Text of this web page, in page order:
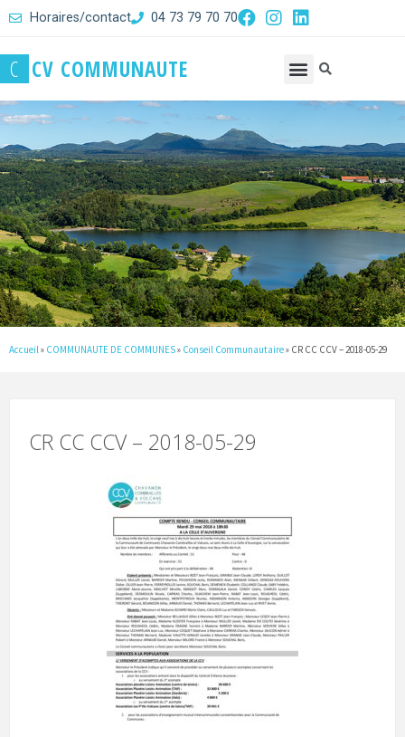
Horaires/contact 04 73 79 70 70
C CV COMMUNAUTE
Accueil » COMMUNAUTE DE COMMUNES» Conseil Communautaire» CR CC CCV – 2018-05-29
CR CC CCV – 2018-05-29